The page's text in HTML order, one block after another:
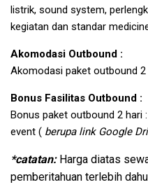
listrik, sound system,
kegiatan dan standar
Akomodasi Outbound :
Akomodasi paket outbound
Bonus Fasilitas Outbound :
Bonus paket outbound 2
event ( berupa link Google
*catatan:Harga diatas
pemberitahuan terlebih